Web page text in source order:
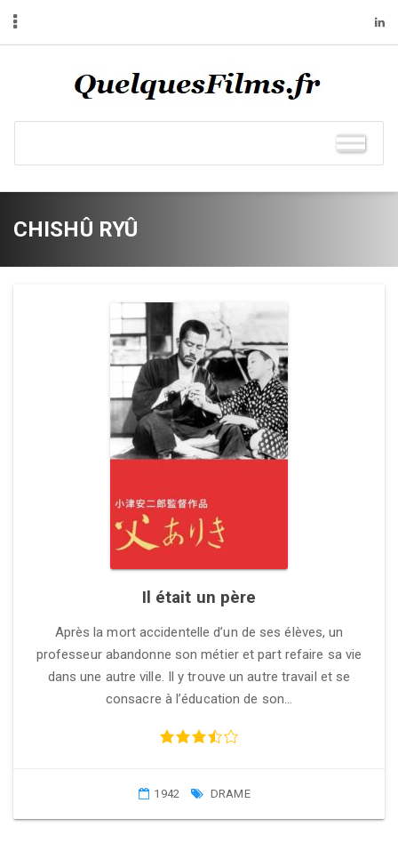
CHISHÛ RYÛ
Il était un père
Après la mort accidentelle d’un de ses élèves, un
professeur abandonne son métier et part refaire sa vie
dans une autre ville. Il y trouve un autre travail et se
consacre à l’éducation de son…
1942 DRAME